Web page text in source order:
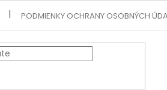
PODMIENKY OCHRANY OSOBNÝCH